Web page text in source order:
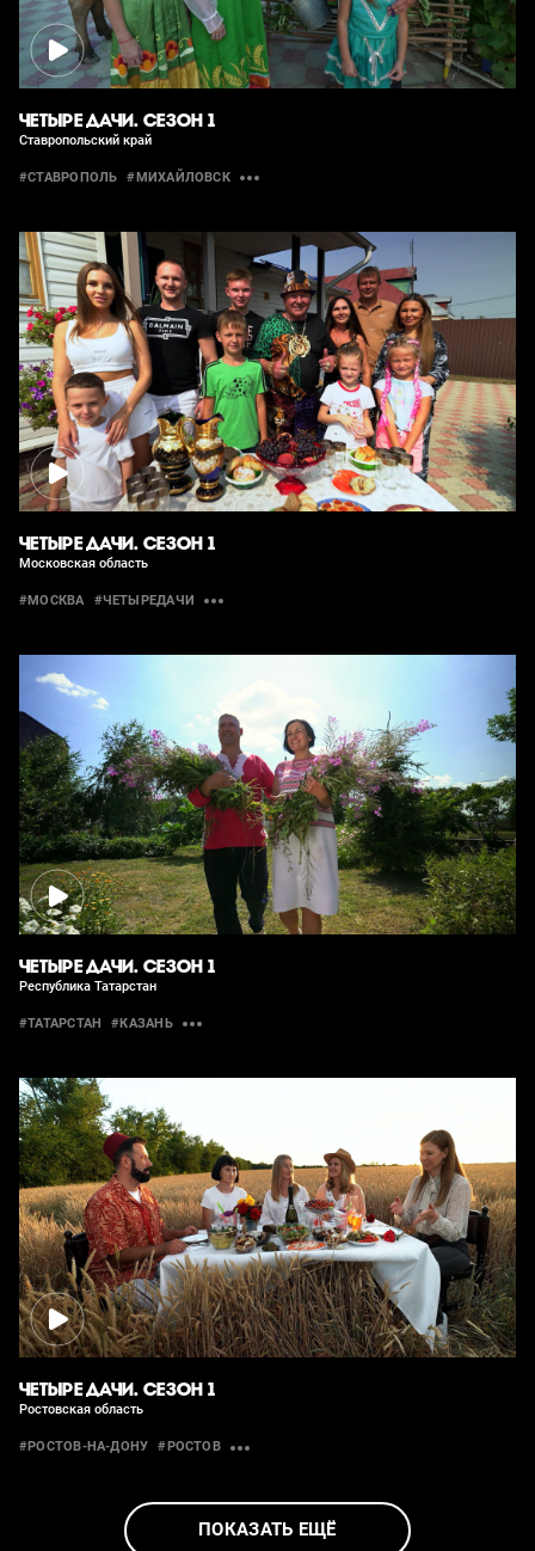
ЧЕТЫРЕ ДАЧИ. СЕЗОН 1
Ставропольский край
#СТАВРОПОЛЬ #МИХАЙЛОВСК
ЧЕТЫРЕ ДАЧИ. СЕЗОН 1
Московская область
#МОСКВА #ЧЕТЫРЕДАЧИ
ЧЕТЫРЕ ДАЧИ. СЕЗОН 1
Республика Татарстан
#ТАТАРСТАН #КАЗАНЬ
ЧЕТЫРЕ ДАЧИ. СЕЗОН 1
Ростовская область
#РОСТОВ-НА-ДОНУ #РОСТОВ
ПОКАЗАТЬ ЕЩЁ